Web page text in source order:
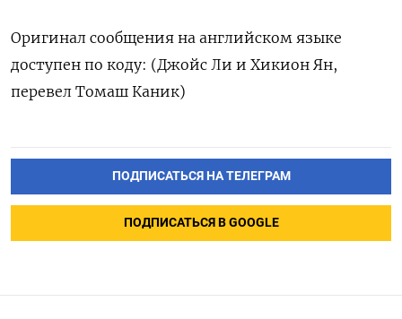
Оригинал сообщения на английском языке
доступен по коду: (Джойс Ли и Хикион Ян,
перевел Томаш Каник)
ПОДПИСАТЬСЯ НА ТЕЛЕГРАМ
ПОДПИСАТЬСЯ В GOOGLE